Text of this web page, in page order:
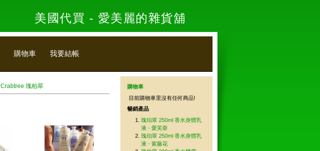
購物車 我要結帳
Crabtree 瑰柏翠
購物車
目前購物車里沒有任何商品!
暢銷產品
瑰珀翠 250ml 香水身體乳
液 - 愛芙蓉
瑰珀翠 250ml 香水身體乳
液 - 紫藤花
美國代買 - 愛美麗的雜貨舖